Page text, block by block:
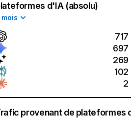
d'IA (absolu)
mois
717
697
269
102
2
provenant de plateformes